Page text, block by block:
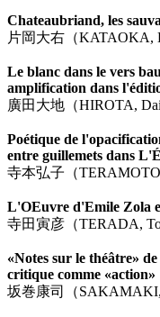
Chateaubriand, les
片岡大右（
Le blanc dans le vers
amplification dans
廣田大地（HIROTA,
Poétique de
entre guillemets dans
寺本弘子（
L'OEuvre d'Emile Zola
寺田寅彦（TERADA,
«Notes sur le théâtre»
critique comme «action»
坂巻康司（